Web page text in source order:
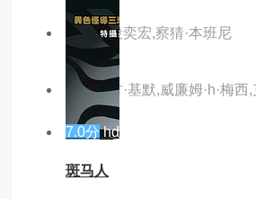
主演：段奕宏,察猜·本班尼
主演：方·基默,威廉姆·h·梅
7.0分 hd
斑马人